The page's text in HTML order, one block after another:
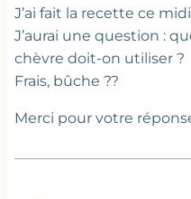
J’ai fait la recette ce
J’aurai une question :
chèvre doit-on utiliser ?
Frais, bûche ??
Merci pour votre